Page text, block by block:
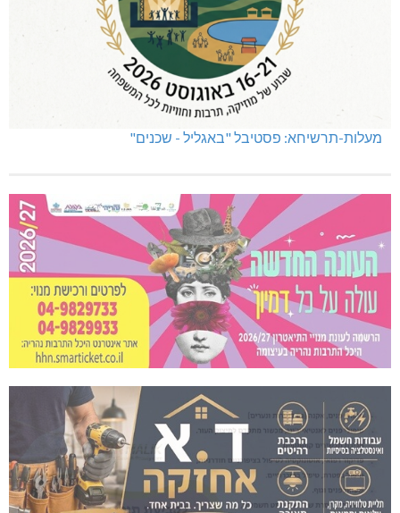
מעלות-תרשיחא: פסטיבל "באגליל - שכנים"